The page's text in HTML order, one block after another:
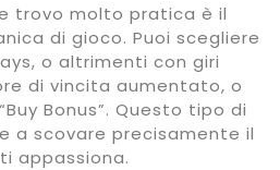
trovo molto pratica è il
di gioco. Puoi scegliere
o altrimenti con giri
di vincita aumentato, o
Bonus”. Questo tipo di
a scovare precisamente il
appassiona.